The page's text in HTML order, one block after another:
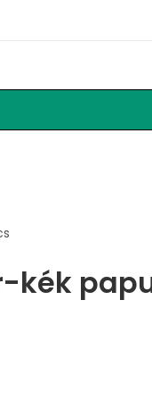
kék